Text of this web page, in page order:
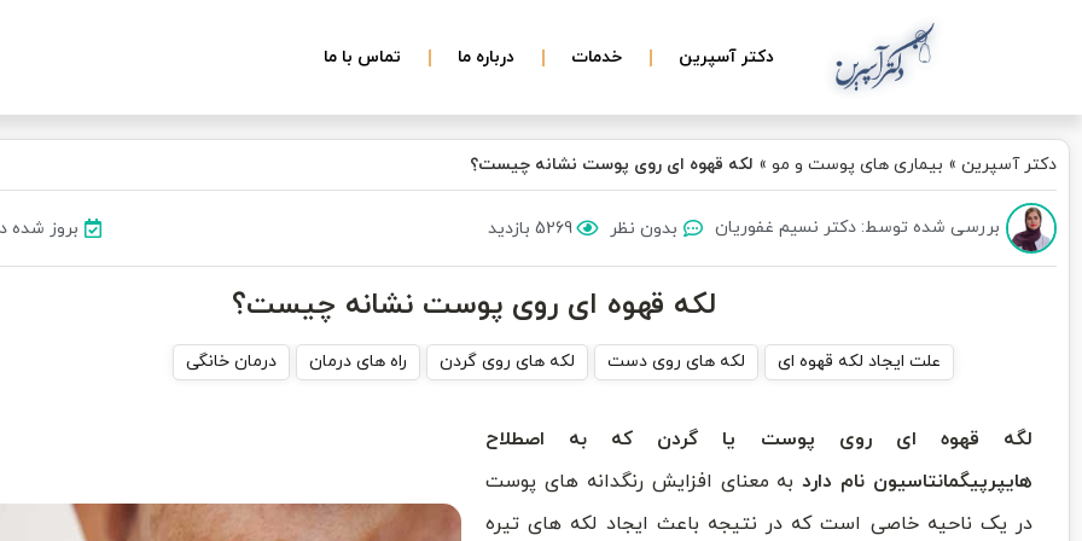
دکتر آسپرین خدمات درباره ما تماس با ما
دکتر آسپرین » بیماری های پوست و مو » لکه قهوه ای روی پوست نشانه چیست؟
بررسی شده توسط: دکتر نسیم غفوریان بدون نظر 5269 بازدید بروز شده در ۲۱ مرداد
لکه قهوه ای روی پوست نشانه چیست؟
علت ایجاد لکه قهوه ای لکه های روی دست لکه های روی گردن راه های درمان درمان خانگی
لگه قهوه ای روی پوست یا گردن که به اصطلاح
هایپرپیگمانتاسیون نام داردبه معنای افزایش رنگدانه های پوست
در یک ناحیه خاصی است که در نتیجه باعث ایجاد لکه های تیره